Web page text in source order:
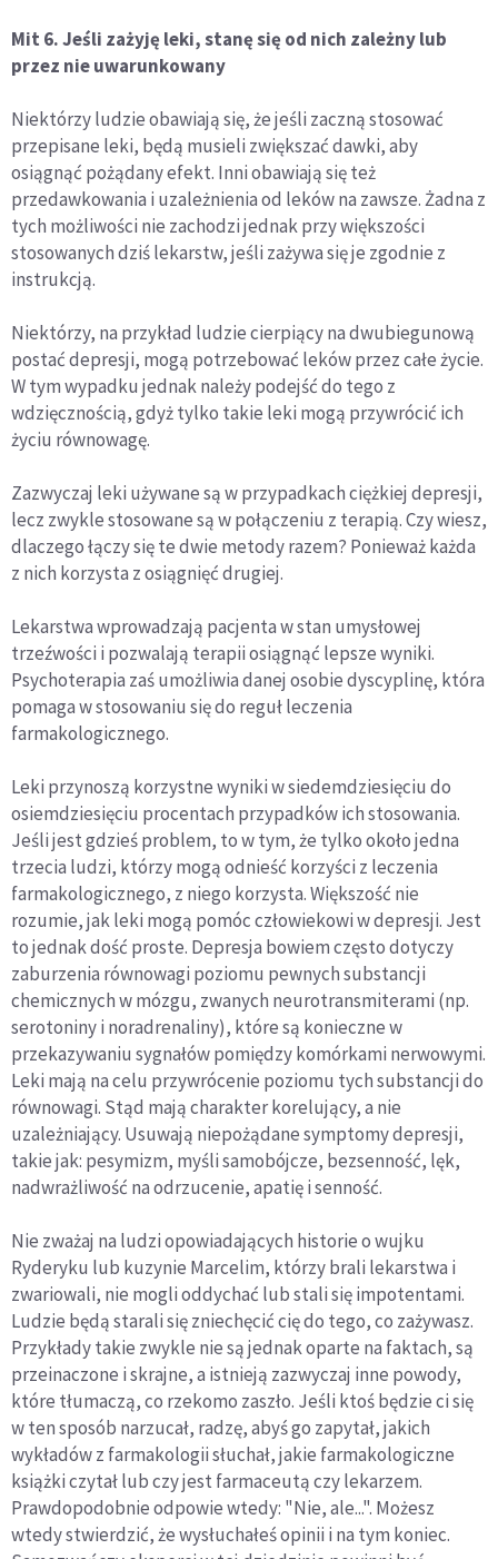
Mit 6. Jeśli zażyję leki, stanę się od nich zależny lub
przez nie uwarunkowany
Niektórzy ludzie obawiają się, że jeśli zaczną stosować
przepisane leki, będą musieli zwiększać dawki, aby
osiągnąć pożądany efekt. Inni obawiają się też
przedawkowania i uzależnienia od leków na zawsze. Żadna z
tych możliwości nie zachodzi jednak przy większości
stosowanych dziś lekarstw, jeśli zażywa się je zgodnie z
instrukcją.
Niektórzy, na przykład ludzie cierpiący na dwubiegunową
postać depresji, mogą potrzebować leków przez całe życie.
W tym wypadku jednak należy podejść do tego z
wdzięcznością, gdyż tylko takie leki mogą przywrócić ich
życiu równowagę.
Zazwyczaj leki używane są w przypadkach ciężkiej depresji,
lecz zwykle stosowane są w połączeniu z terapią. Czy wiesz,
dlaczego łączy się te dwie metody razem? Ponieważ każda
z nich korzysta z osiągnięć drugiej.
Lekarstwa wprowadzają pacjenta w stan umysłowej
trzeźwości i pozwalają terapii osiągnąć lepsze wyniki.
Psychoterapia zaś umożliwia danej osobie dyscyplinę, która
pomaga w stosowaniu się do reguł leczenia
farmakologicznego.
Leki przynoszą korzystne wyniki w siedemdziesięciu do
osiemdziesięciu procentach przypadków ich stosowania.
Jeśli jest gdzieś problem, to w tym, że tylko około jedna
trzecia ludzi, którzy mogą odnieść korzyści z leczenia
farmakologicznego, z niego korzysta. Większość nie
rozumie, jak leki mogą pomóc człowiekowi w depresji. Jest
to jednak dość proste. Depresja bowiem często dotyczy
zaburzenia równowagi poziomu pewnych substancji
chemicznych w mózgu, zwanych neurotransmiterami (np.
serotoniny i noradrenaliny), które są konieczne w
przekazywaniu sygnałów pomiędzy komórkami nerwowymi.
Leki mają na celu przywrócenie poziomu tych substancji do
równowagi. Stąd mają charakter korelujący, a nie
uzależniający. Usuwają niepożądane symptomy depresji,
takie jak: pesymizm, myśli samobójcze, bezsenność, lęk,
nadwrażliwość na odrzucenie, apatię i senność.
Nie zważaj na ludzi opowiadających historie o wujku
Ryderyku lub kuzynie Marcelim, którzy brali lekarstwa i
zwariowali, nie mogli oddychać lub stali się impotentami.
Ludzie będą starali się zniechęcić cię do tego, co zażywasz.
Przykłady takie zwykle nie są jednak oparte na faktach, są
przeinaczone i skrajne, a istnieją zazwyczaj inne powody,
które tłumaczą, co rzekomo zaszło. Jeśli ktoś będzie ci się
w ten sposób narzucał, radzę, abyś go zapytał, jakich
wykładów z farmakologii słuchał, jakie farmakologiczne
książki czytał lub czy jest farmaceutą czy lekarzem.
Prawdopodobnie odpowie wtedy: "Nie, ale...". Możesz
wtedy stwierdzić, że wysłuchałeś opinii i na tym koniec.